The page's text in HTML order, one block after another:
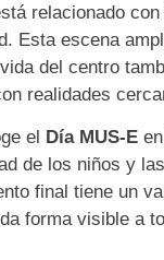
relacionado
Esta escena
del centro
realidades
el Día MUS-Een
de los niños y
final tiene un
forma visible a